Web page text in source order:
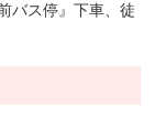
バス停』下車、徒